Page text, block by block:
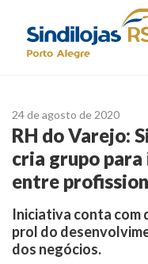
24 de agosto de 2020
RH do Varejo:
cria grupo
entre
Iniciativa conta com
prol do
dos negócios.